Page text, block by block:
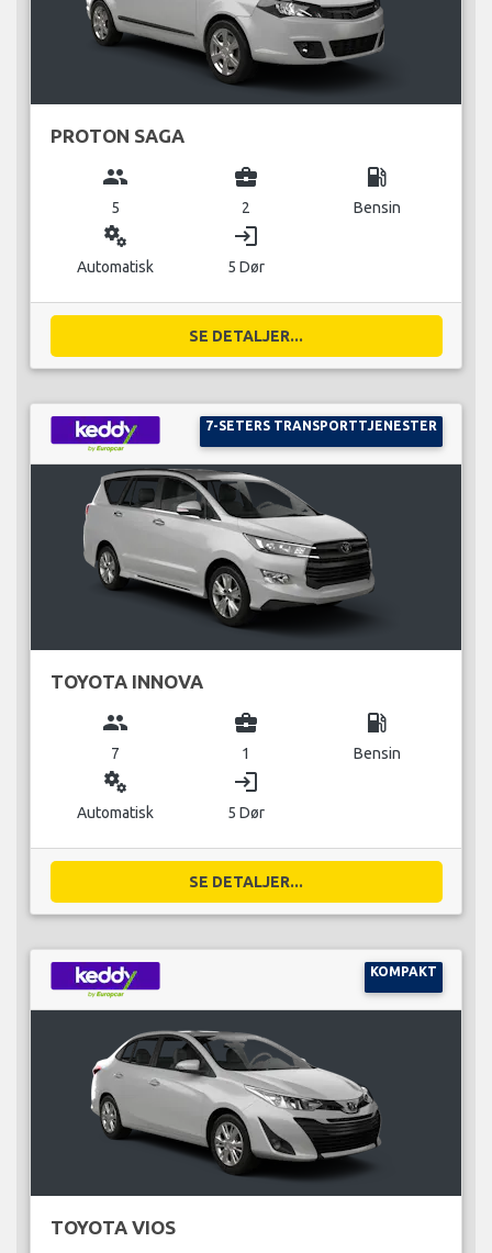
PROTON SAGA
group
5
business_center
2
local_gas_station
Bensin
miscellaneous_services
Automatisk
login
5 Dør
SE DETALJER...
7-SETERS TRANSPORTTJENESTER
TOYOTA INNOVA
group
7
business_center
1
local_gas_station
Bensin
miscellaneous_services
Automatisk
login
5 Dør
SE DETALJER...
KOMPAKT
TOYOTA VIOS